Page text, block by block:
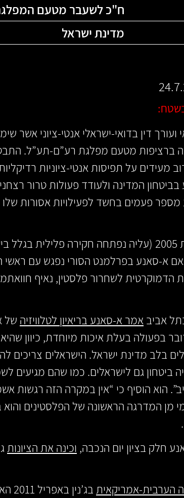
ח"כ לשעבר מטעם
מדינת ישראל
דין בדואי-ישראלי אנטי-ציוני אשר
ישראל במשך 20 שנה ברציפות מטעם מפלגת רע”ם-תע”ל.
מעידים על תפיסות אנטי-ציוניות
בביטחון המדינה ולעודד פעולות טרור
פעמים בחשד לפעילויות אסורות
בשנת 2005 (עליה נפתחה חקירה פלילית בגלל
נאם א-סאנע בפרלמנט הסורי נפגש עם
הדמוקרטית לשחרור פלסטין, נאיף
אביב אמר א-סאנע בריאיון לטלוויזיה של
2001, כי “מדובר בפעולה בעלת איכות מיוחדת, כיוון
בלב מדינת ישראל. הישראלים צריכים
ביטחון גם לישראלים. כמו שהם מגיעים
הוא הוסיף כי “אין במקרה הזה רגשות
מן המדרגה הראשונה של הפלסטינים והוא
וכינה את הציונות
הערבית-אמריקאית
בג’נין